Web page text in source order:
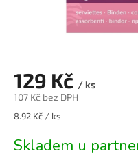
129 Kč / ks
107 Kč bez DPH
8.92 Kč / ks
Skladem u